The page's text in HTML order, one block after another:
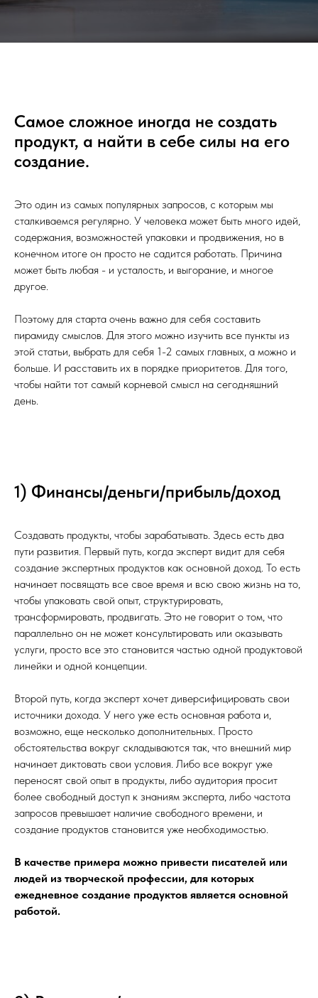
Самое сложное иногда не создать
продукт, а найти в себе силы на его
создание.
Это один из самых популярных запросов, с которым мы
сталкиваемся регулярно. У человека может быть много идей,
содержания, возможностей упаковки и продвижения, но в
конечном итоге он просто не садится работать. Причина
может быть любая - и усталость, и выгорание, и многое
другое.
Поэтому для старта очень важно для себя составить
пирамиду смыслов. Для этого можно изучить все пункты из
этой статьи, выбрать для себя 1-2 самых главных, а можно и
больше. И расставить их в порядке приоритетов. Для того,
чтобы найти тот самый корневой смысл на сегодняшний
день.
1) Финансы/деньги/прибыль/доход
Создавать продукты, чтобы зарабатывать. Здесь есть два
пути развития. Первый путь, когда эксперт видит для себя
создание экспертных продуктов как основной доход. То есть
начинает посвящать все свое время и всю свою жизнь на то,
чтобы упаковать свой опыт, структурировать,
трансформировать, продвигать. Это не говорит о том, что
параллельно он не может консультировать или оказывать
услуги, просто все это становится частью одной продуктовой
линейки и одной концепции.
Второй путь, когда эксперт хочет диверсифицировать свои
источники дохода. У него уже есть основная работа и,
возможно, еще несколько дополнительных. Просто
обстоятельства вокруг складываются так, что внешний мир
начинает диктовать свои условия. Либо все вокруг уже
переносят свой опыт в продукты, либо аудитория просит
более свободный доступ к знаниям эксперта, либо частота
запросов превышает наличие свободного времени, и
создание продуктов становится уже необходимостью.
В качестве примера можно привести писателей или
людей из творческой профессии, для которых
ежедневное создание продуктов является основной
работой.